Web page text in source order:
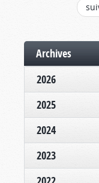
Archives
2026
2025
2024
2023